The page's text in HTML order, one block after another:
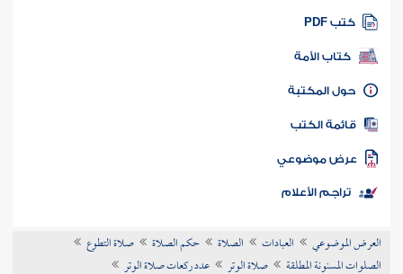
كتب PDF
كتاب الأمة
المكتبة
الكتب
موضوعي
تراجم الأعلام
العرض الموضوعي العبادات الصلاة حكم الصلاة
صلاة التطوع
الصلوات المسنونة المطلقة
صلاة الوتر عدد ركعات صلاة الوتر